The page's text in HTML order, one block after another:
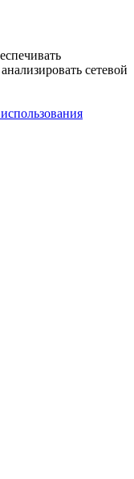
сетевой